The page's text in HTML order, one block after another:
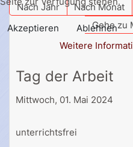
Nach Jahr Nach Monat
Gehe zu
Tag der Arbeit
Mittwoch, 01. Mai 2024
unterrichtsfrei
Akzeptieren
Ablehnen
Weitere